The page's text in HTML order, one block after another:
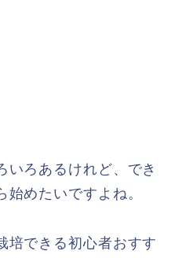
いろあるけれど、でき
めたいですよね。
培できる初心者おすす